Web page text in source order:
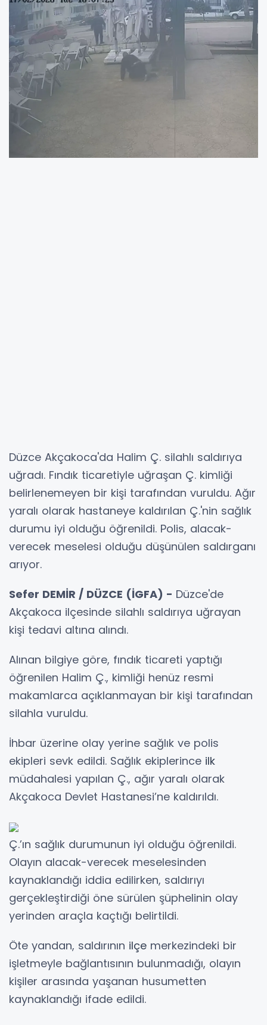
Düzce Akçakoca'da Halim Ç. silahlı saldırıya
uğradı. Fındık ticaretiyle uğraşan Ç. kimliği
belirlenemeyen bir kişi tarafından vuruldu. Ağır
yaralı olarak hastaneye kaldırılan Ç.'nin sağlık
durumu iyi olduğu öğrenildi. Polis, alacak-
verecek meselesi olduğu düşünülen saldırganı
arıyor.
Sefer DEMİR / DÜZCE (İGFA) - Düzce'de
Akçakoca ilçesinde silahlı saldırıya uğrayan
kişi tedavi altına alındı.
Alınan bilgiye göre, fındık ticareti yaptığı
öğrenilen Halim Ç., kimliği henüz resmi
makamlarca açıklanmayan bir kişi tarafından
silahla vuruldu.
İhbar üzerine olay yerine sağlık ve polis
ekipleri sevk edildi. Sağlık ekiplerince ilk
müdahalesi yapılan Ç., ağır yaralı olarak
Akçakoca Devlet Hastanesi’ne kaldırıldı.
Ç.’ın sağlık durumunun iyi olduğu öğrenildi.
Olayın alacak-verecek meselesinden
kaynaklandığı iddia edilirken, saldırıyı
gerçekleştirdiği öne sürülen şüphelinin olay
yerinden araçla kaçtığı belirtildi.
Öte yandan, saldırının ilçe merkezindeki bir
işletmeyle bağlantısının bulunmadığı, olayın
kişiler arasında yaşanan husumetten
kaynaklandığı ifade edildi.